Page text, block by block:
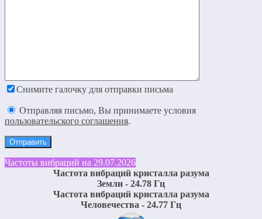
Снимите галочку для отправки письма
Отправляя письмо, Вы принимаете условия
пользовательского соглашения.
Частоты вибраций на 29.07.2026
Частота вибраций кристалла разума
Земли - 24.78 Гц
Частота вибраций кристалла разума
Человечества - 24.77 Гц